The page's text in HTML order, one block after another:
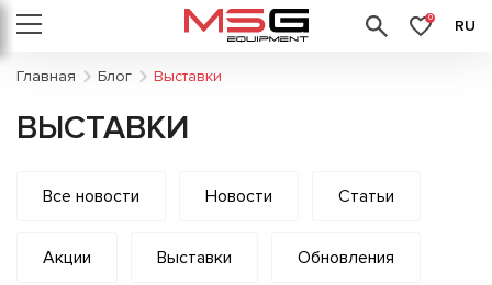
0 RU
Главная Блог Выставки
ВЫСТАВКИ
Все новости Новости Статьи
Акции Выставки Обновления